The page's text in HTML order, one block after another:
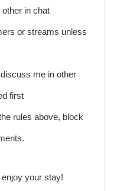
in chat
or streams unless
me in other
first
rules above, block
your stay!